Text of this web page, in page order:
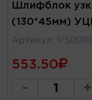
Шлифблок
(130*45мм)
Артикул :
553.50
- +